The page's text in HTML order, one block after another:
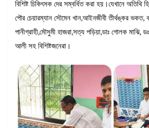
বিশিষ্ট চিকিৎসক দের সম্বর্ধিত করা হয়।যেখানে অতিথি
পৌর চেয়ারম্যান সৌমেন খান,আইনজীবী তীর্থঙ্কর ভকত,
পানীগ্রাহী,মৌসুমী হাজরা,সত্য পড়িয়া,ডাঃ গোলক মাঝি,
আলী সহ বিশিষ্টজনেরা।